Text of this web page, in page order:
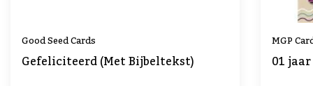
Good Seed Cards
Gefeliciteerd (Met Bijbeltekst)
MGP
01 jaar